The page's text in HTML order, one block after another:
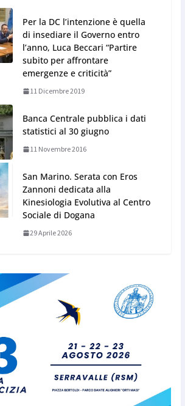
Per la DC l’intenzione è quella
di insediare il Governo entro
l’anno, Luca Beccari “Partire
subito per affrontare
emergenze e criticità”
11 Dicembre 2019
Banca Centrale pubblica i dati
statistici al 30 giugno
11 Novembre 2016
San Marino. Serata con Eros
Zannoni dedicata alla
Kinesiologia Evolutiva al Centro
Sociale di Dogana
29 Aprile 2026